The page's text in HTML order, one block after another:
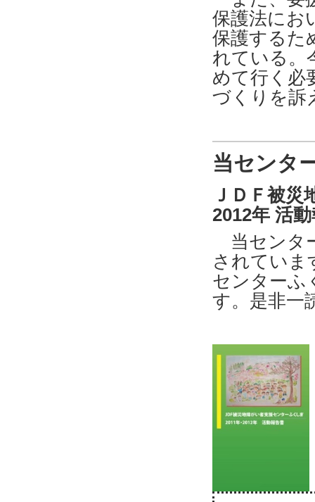
保護法にお
保護するた
れている。
めて行く必
づくりを訴
当センタ
ＪＤＦ被
2012年 活
当センタ
されていま
センターふ
す。是非一